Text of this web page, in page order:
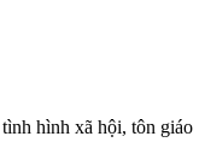
hình xã hội, tôn giáo